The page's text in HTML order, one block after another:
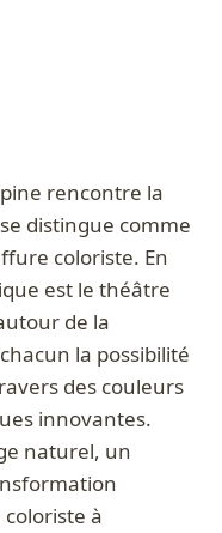
rencontre la
distingue comme
coloriste. En
est le théâtre
de la
la possibilité
des couleurs
innovantes.
naturel, un
à